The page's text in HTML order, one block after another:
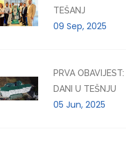
TEŠANJ
09 Sep, 2025
PRVA
DANI U TEŠNJU
05 Jun, 2025